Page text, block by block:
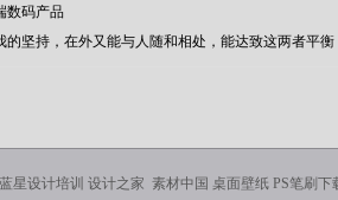
数码产品
的坚持，在外又能与人随和相处，能达致这两者平
星设计培训 设计之家 素材中国 桌面壁纸 PS笔刷下